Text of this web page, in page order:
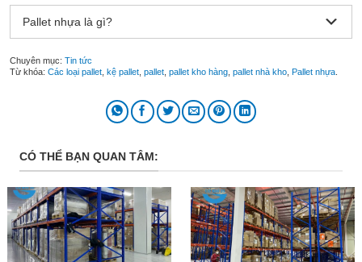
Pallet nhựa là gì?
Chuyên mục: Tin tức
Từ khóa: Các loại pallet, kệ pallet, pallet, pallet kho hàng, pallet nhà kho, Pallet nhựa.
CÓ THỂ BẠN QUAN TÂM: